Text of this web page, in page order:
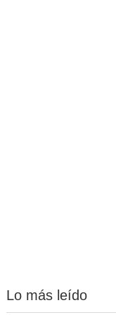
Lo más leído